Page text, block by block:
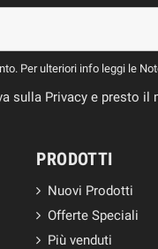
Per ulteriori info leggi le
sulla Privacy e presto
PRODOTTI
Nuovi Prodotti
Offerte Speciali
Più venduti